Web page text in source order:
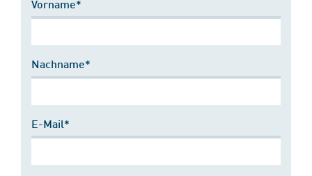
Vorname*
Nachname*
E-Mail*